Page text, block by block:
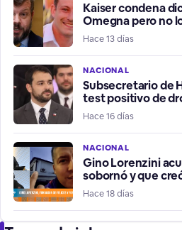
Kaiser condena
Omegna pero no
Libertario
Hace 13 días
NACIONAL
Subsecretario de
test positivo de
consumidor
Hace 16 días
NACIONAL
Gino Lorenzini
sobornó y que
estafas
Hace 18 días